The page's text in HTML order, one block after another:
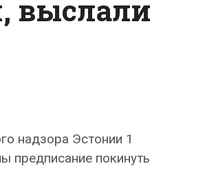
выслали
надзора Эстонии 1
предписание покинуть